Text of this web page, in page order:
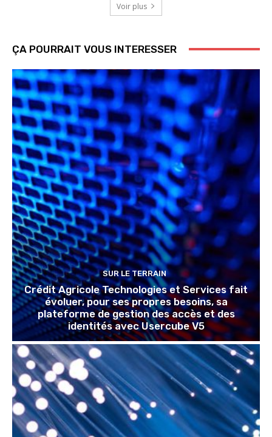
Voir plus
ÇA POURRAIT VOUS INTERESSER
SUR LE TERRAIN
Crédit Agricole Technologies et Services fait
évoluer, pour ses propres besoins, sa
plateforme de gestion des accès et des
identités avec Usercube V5